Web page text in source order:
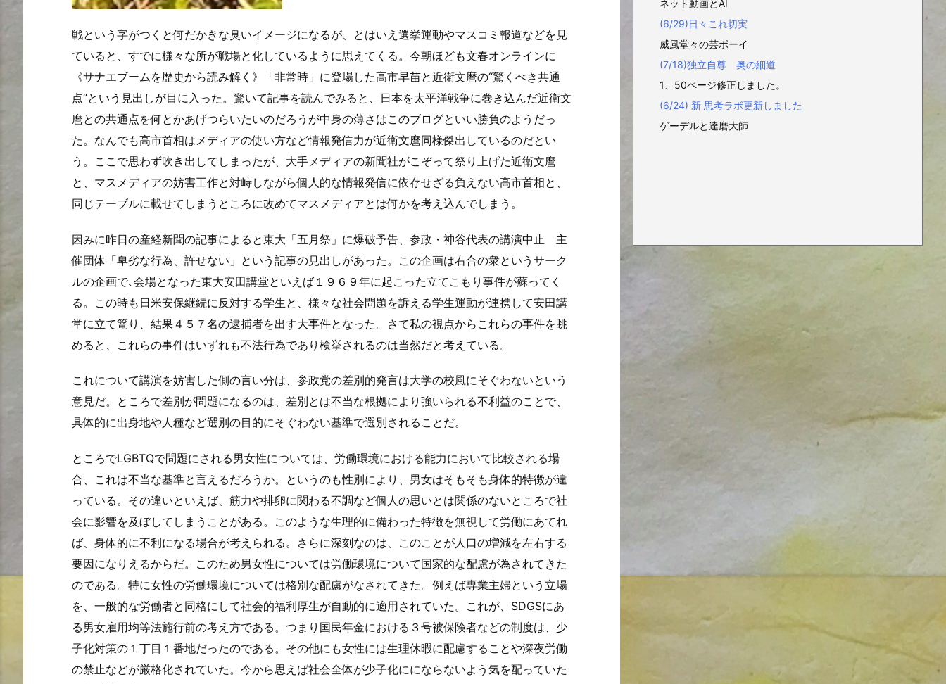
戦という字がつくと何だかきな臭いイメージになるが、とはいえ選挙運動やマスコミ報道などを見
ていると、すでに様々な所が戦場と化しているように思えてくる。今朝ほども文春オンラインに
《サナエブームを歴史から読み解く》「非常時」に登場した高市早苗と近衛文麿の“驚くべき共通
点”という見出しが目に入った。驚いて記事を読んでみると、日本を太平洋戦争に巻き込んだ近衛文
麿との共通点を何とかあげつらいたいのだろうが中身の薄さはこのブログといい勝負のようだっ
た。なんでも高市首相はメディアの使い方など情報発信力が近衛文麿同様傑出しているのだとい
う。ここで思わず吹き出してしまったが、大手メディアの新聞社がこぞって祭り上げた近衛文麿
と、マスメディアの妨害工作と対峙しながら個人的な情報発信に依存せざる負えない高市首相と、
同じテーブルに載せてしまうところに改めてマスメディアとは何かを考え込んでしまう。
因みに昨日の産経新聞の記事によると東大「五月祭」に爆破予告、参政・神谷代表の講演中止 主
催団体「卑劣な行為、許せない」という記事の見出しがあった。この企画は右合の衆というサーク
ルの企画で､会場となった東大安田講堂といえば１９６９年に起こった立てこもり事件が蘇ってく
る。この時も日米安保継続に反対する学生と、様々な社会問題を訴える学生運動が連携して安田講
堂に立て篭り、結果４５７名の逮捕者を出す大事件となった。さて私の視点からこれらの事件を眺
めると、これらの事件はいずれも不法行為であり検挙されるのは当然だと考えている。
これについて講演を妨害した側の言い分は、参政党の差別的発言は大学の校風にそぐわないという
意見だ。ところで差別が問題になるのは、差別とは不当な根拠により強いられる不利益のことで、
具体的に出身地や人種など選別の目的にそぐわない基準で選別されることだ。
ところでLGBTQで問題にされる男女性については、労働環境における能力において比較される場
合、これは不当な基準と言えるだろうか。というのも性別により、男女はそもそも身体的特徴が違
っている。その違いといえば、筋力や排卵に関わる不調など個人の思いとは関係のないところで社
会に影響を及ぼしてしまうことがある。このような生理的に備わった特徴を無視して労働にあてれ
ば、身体的に不利になる場合が考えられる。さらに深刻なのは、このことが人口の増減を左右する
要因になりえるからだ。このため男女性については労働環境について国家的な配慮が為されてきた
のである。特に女性の労働環境については格別な配慮がなされてきた。例えば専業主婦という立場
を、一般的な労働者と同格にして社会的福利厚生が自動的に適用されていた。これが、SDGSにあ
る男女雇用均等法施行前の考え方である。つまり国民年金における３号被保険者などの制度は、少
子化対策の１丁目１番地だったのである。その他にも女性には生理休暇に配慮することや深夜労働
の禁止などが厳格化されていた。今から思えば社会全体が少子化ににならないよう気を配っていた
ネット動画とAI
(6/29)日々これ切実
威風堂々の芸ボーイ
(7/18)独立自尊 奥の細道
1、50ページ修正しました。
(6/24) 新 思考ラボ更新しました
ゲーデルと達磨大師